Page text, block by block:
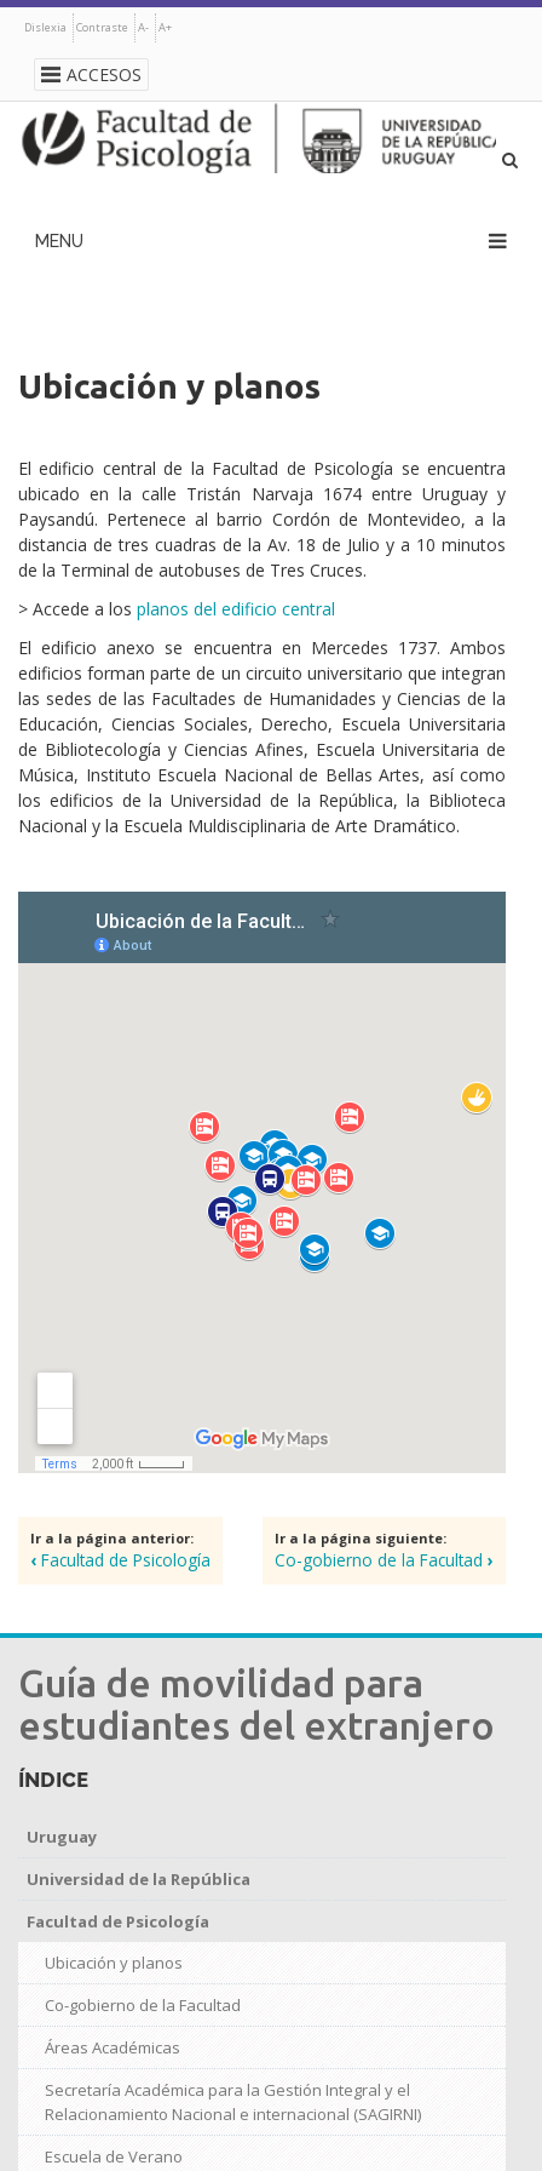
Pasar
principal
Dislexia Contraste A- A+
ACCESOS
Guía de movilidad para
estudiantes del extranjero
ÍNDICE
Uruguay
Universidad de la República
Facultad de Psicología
Ubicación y planos
Co-gobierno de la Facultad
Áreas Académicas
Secretaría Académica para la Gestión Integral y el
Relacionamiento Nacional e internacional (SAGIRNI)
Escuela de Verano
Ubicación y planos
El edificio central de la Facultad de Psicología se encuentra
ubicado en la calle Tristán Narvaja 1674 entre Uruguay y
Paysandú. Pertenece al barrio Cordón de Montevideo, a la
distancia de tres cuadras de la Av. 18 de Julio y a 10 minutos
de la Terminal de autobuses de Tres Cruces.
> Accede a los planos del edificio central
El edificio anexo se encuentra en Mercedes 1737. Ambos
edificios forman parte de un circuito universitario que integran
las sedes de las Facultades de Humanidades y Ciencias de la
Educación, Ciencias Sociales, Derecho, Escuela Universitaria
de Bibliotecología y Ciencias Afines, Escuela Universitaria de
Música, Instituto Escuela Nacional de Bellas Artes, así como
los edificios de la Universidad de la República, la Biblioteca
Nacional y la Escuela Muldisciplinaria de Arte Dramático.
Ir a la página anterior:
‹ Facultad de Psicología
Ir a la página siguiente:
Co-gobierno de la Facultad ›